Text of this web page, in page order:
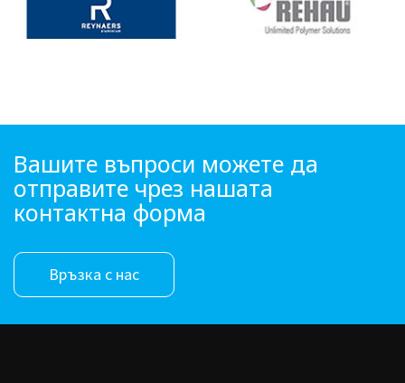
Вашите въпроси можете да
отправите чрез нашата
контактна форма
Връзка с нас